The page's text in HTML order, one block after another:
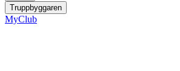
Truppbyggaren
MyClub